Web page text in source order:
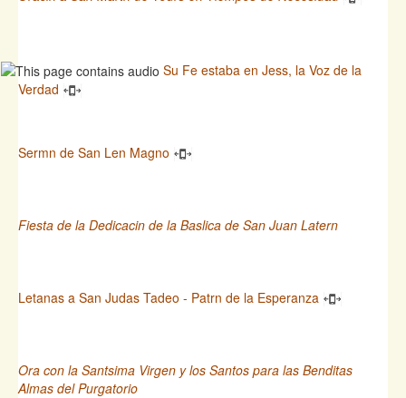
Su Fe estaba en Jess, la Voz de la
Verdad
Sermn de San Len Magno
Fiesta de la Dedicacin de la Baslica de San Juan Latern
Letanas a San Judas Tadeo - Patrn de la Esperanza
Ora con la Santsima Virgen y los Santos para las Benditas
Almas del Purgatorio